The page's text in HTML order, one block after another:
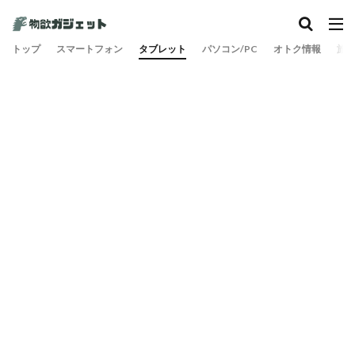
トップ スマートフォン タブレット パソコン/PC オトク情報 旅